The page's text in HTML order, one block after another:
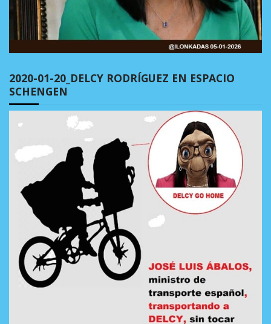
2020-01-20_DELCY RODRÍGUEZ EN ESPACIO
SCHENGEN